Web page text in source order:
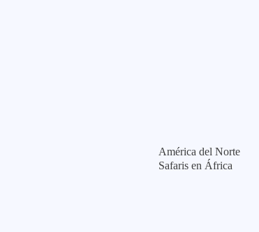
América del Norte
Safaris en África